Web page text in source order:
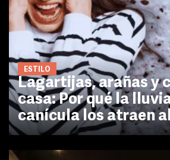
ESTILO
Lagartijas, arañas y
casa: Por qué la
canícula los atraen